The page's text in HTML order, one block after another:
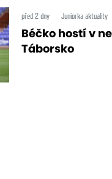
před 2 dny Juniorka aktuality
Béčko hostí v
Táborsko